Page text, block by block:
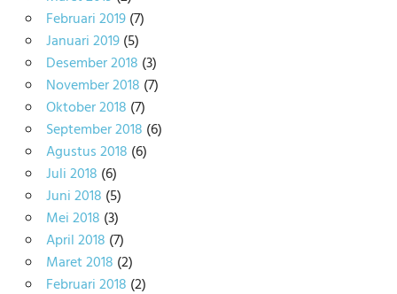
Februari 2019(7)
Januari 2019(5)
Desember 2018 (3)
November 2018 (7)
Oktober 2018 (7)
September 2018 (6)
Agustus 2018 (6)
Juli 2018 (6)
Juni 2018 (5)
Mei 2018 (3)
April 2018 (7)
Maret 2018 (2)
Februari 2018 (2)